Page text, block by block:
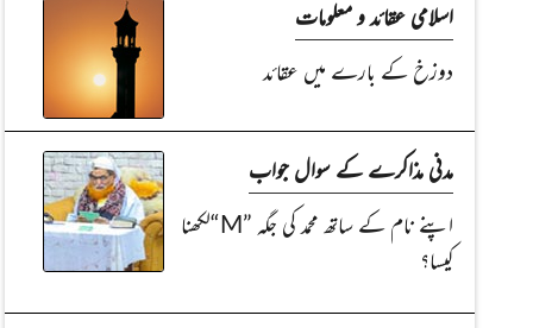
اسلامی عقائد و معلومات
دوزخ کے بارے میں عقائد
مدنی مذاکرے کے سوال جواب
اپنے نام کے ساتھ محمد کی جگہ ”M“لکھنا
کیسا؟